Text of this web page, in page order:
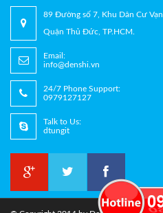
89 Đường số 7, Khu Dân Cư
Quận Thủ Đức, TP.HCM.
Email:
info@denshi.vn
24/7 Phone Support:
0979127127
Talk to Us:
dtungit